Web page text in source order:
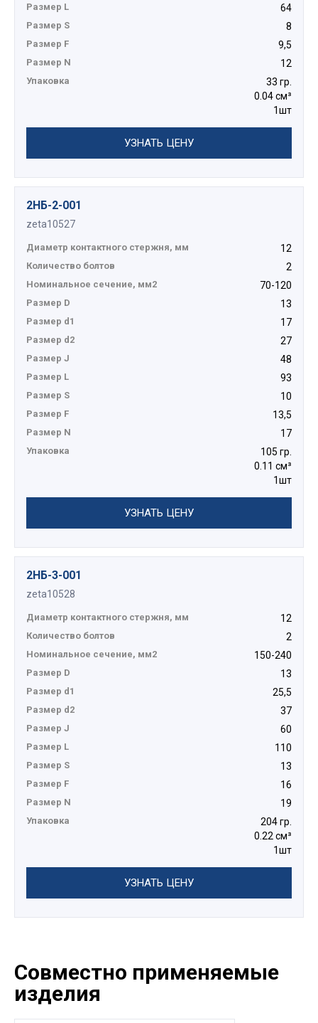
Размер L 64
Размер S 8
Размер F 9,5
Размер N 12
Упаковка
33 гр.
0.04 см³
1шт
УЗНАТЬ ЦЕНУ
2НБ-2-001
zeta10527
Диаметр контактного стержня, мм 12
Количество болтов 2
Номинальное сечение, мм2 70-120
Размер D 13
Размер d1 17
Размер d2 27
Размер J 48
Размер L 93
Размер S 10
Размер F 13,5
Размер N 17
Упаковка
105 гр.
0.11 см³
1шт
УЗНАТЬ ЦЕНУ
2НБ-3-001
zeta10528
Диаметр контактного стержня, мм 12
Количество болтов 2
Номинальное сечение, мм2 150-240
Размер D 13
Размер d1 25,5
Размер d2 37
Размер J 60
Размер L 110
Размер S 13
Размер F 16
Размер N 19
Упаковка
204 гр.
0.22 см³
1шт
УЗНАТЬ ЦЕНУ
Совместно применяемые
изделия